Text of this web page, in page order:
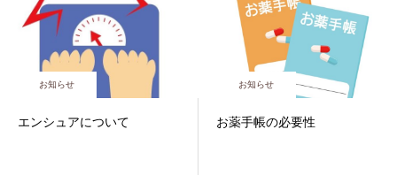
お知らせ
エンシュアについて
お知らせ
お薬手帳の必要性